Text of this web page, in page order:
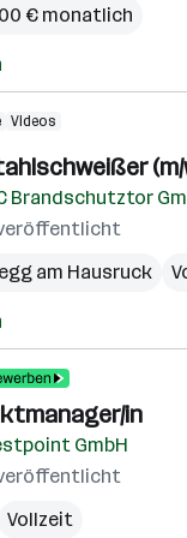
€ monatlich
Videos
(m/
Brandschutztor
am Hausruck
in
GmbH
Vollzeit